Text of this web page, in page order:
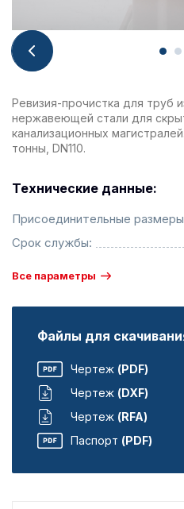
Ревизия-прочистка для труб
нержавеющей стали для
канализационных
тонны, DN110.
Технические данные:
Присоединительные
Срок службы:
Все параметры
Файлы для
Чертеж (PDF)
Чертеж (DXF)
Чертеж (RFA)
Паспорт (PDF)